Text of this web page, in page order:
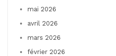
mai 2026
avril 2026
mars 2026
février 2026